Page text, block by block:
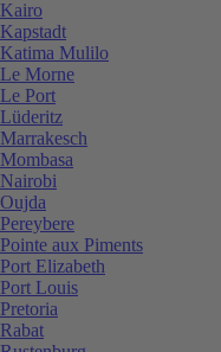
Kairo
Kapstadt
Katima Mulilo
Le Morne
Le Port
Lüderitz
Marrakesch
Mombasa
Nairobi
Oujda
Pereybere
Pointe aux Piments
Port Elizabeth
Port Louis
Pretoria
Rabat